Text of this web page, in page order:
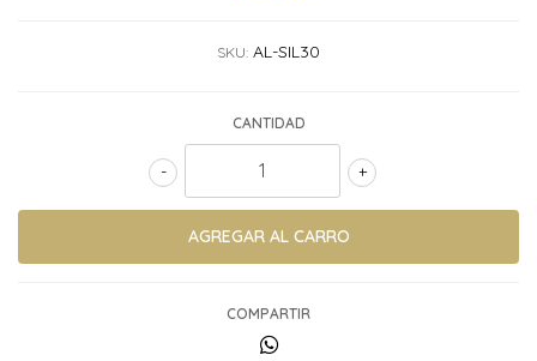
SKU: AL-SIL30
CANTIDAD
+
-
COMPARTIR